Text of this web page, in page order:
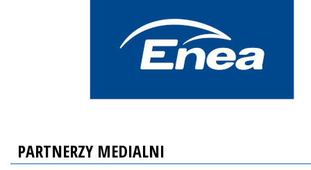
PARTNERZY MEDIALNI